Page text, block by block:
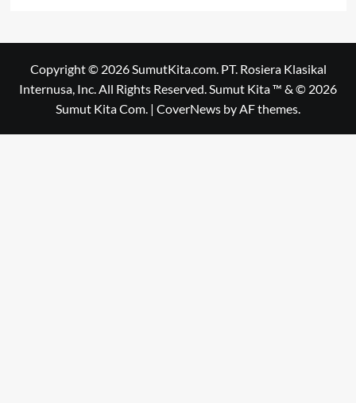
Copyright © 2026 SumutKita.com. PT. Rosiera Klasikal
Internusa, Inc. All Rights Reserved. Sumut Kita ™ & © 2026
Sumut Kita Com. | CoverNews by AF themes.